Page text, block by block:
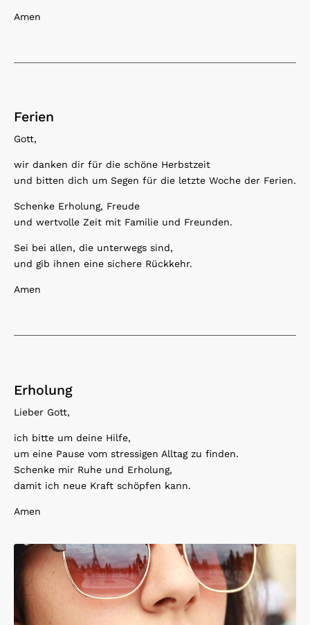
Amen
Ferien
Gott,
wir danken dir für die schöne Herbstzeit
und bitten dich um Segen für die letzte Woche der Ferien.
Schenke Erholung, Freude
und wertvolle Zeit mit Familie und Freunden.
Sei bei allen, die unterwegs sind,
und gib ihnen eine sichere Rückkehr.
Amen
Erholung
Lieber Gott,
ich bitte um deine Hilfe,
um eine Pause vom stressigen Alltag zu finden.
Schenke mir Ruhe und Erholung,
damit ich neue Kraft schöpfen kann.
Amen